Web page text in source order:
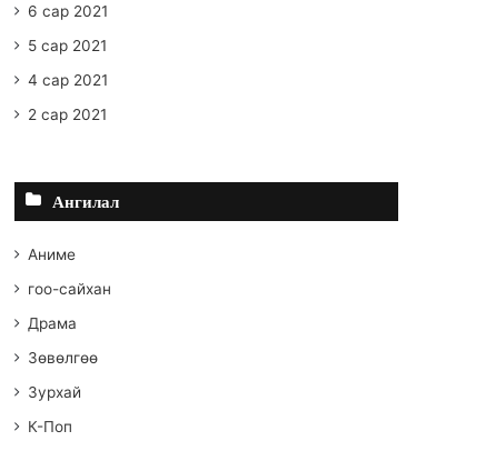
6 сар 2021
5 сар 2021
4 сар 2021
2 сар 2021
Ангилал
Аниме
гоо-сайхан
Драма
Зөвөлгөө
Зурхай
К-Поп